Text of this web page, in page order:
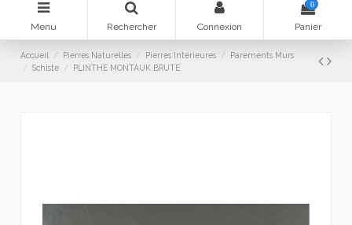
Menu Rechercher Connexion
0
Panier
Accueil Pierres Naturelles Pierres Intérieures
Parements Murs
Schiste
PLINTHE MONTAUK BRUTE